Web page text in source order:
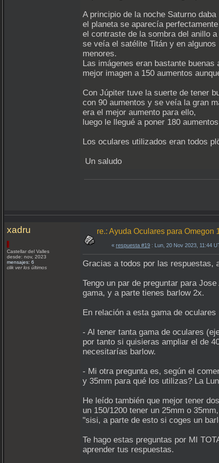
A principio de la noche Saturno
el planeta se aparecía
el contraste de la sombra del anillo
se veía el satélite Titán y en
menores.
Las imágenes eran bastante buenas
mejor imagen a 150 aumentos
Con Júpiter tuve la suerte de tener
con 90 aumentos y se veía la gran
era el mejor aumento para ello,
luego le llegué a poner 180
Los oculares utilizados eran todos
Un saludo
xadru
Castellar del Valles
desde: nov, 2023
mensajes: 6
clik ver los últimos
re.: Ayuda Oculares para
« respuesta #19 : Lun, 20 Nov 2023, 11:44
Gracias a todos por las respuestas,
Tengo un par de preguntar para
gama, y a parte tienes barlow 2x.
En relación a esta gama de
- Al tener tanta gama de oculares
por tanto si quisieras ampliar el de
necesitarías barlow.
- Mi otra pregunta es, según el
y 35mm para qué los utilizas? La
He leído también que mejor tener
un 150/1200 tener un 25mm o
"sisi, a parte de esto si coges un
Te hago estas preguntas por MI
aprender tus respuestas.